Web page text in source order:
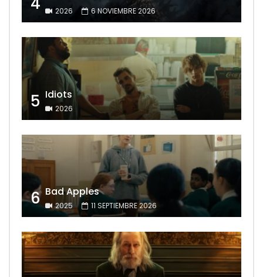
2026 6 NOVIEMBRE 2026
5 Idiots
2026
6 Bad Apples
2025 11 SEPTIEMBRE 2026